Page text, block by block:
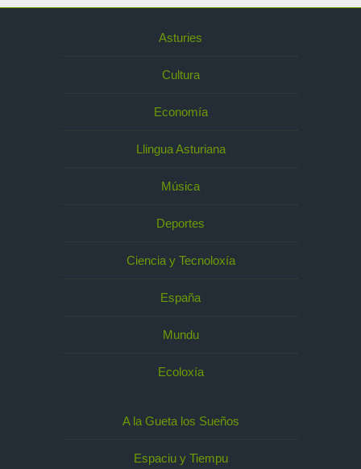
Asturies
Cultura
Economía
Llingua Asturiana
Música
Deportes
Ciencia y Tecnoloxía
España
Mundu
Ecoloxía
A la Gueta los Sueños
Espaciu y Tiempu